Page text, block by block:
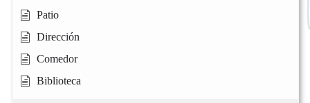
Patio
Dirección
Comedor
Biblioteca